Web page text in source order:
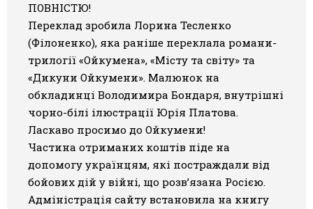
ПОВНІСТЮ!
Переклад зробила Лорина Тесленко
(Філоненко), яка раніше переклала романи-
трилогії «Ойкумена», «Місту та світу» та
«Дикуни Ойкумени». Малюнок на
обкладинці Володимира Бондаря, внутрішні
чорно-білі ілюстрації Юрія Платова.
Ласкаво просимо до Ойкумени!
Частина отриманих коштів піде на
допомогу українцям, які постраждали від
бойових дій у війні, що розв’язана Росією.
Адміністрація сайту встановила на книгу